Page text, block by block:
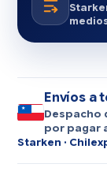
Envíos a
Despacho
por pagar
Starken ·